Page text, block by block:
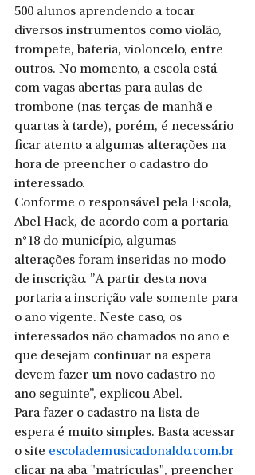
500 alunos aprendendo a tocar
diversos instrumentos como violão,
trompete, bateria, violoncelo, entre
outros. No momento, a escola está
com vagas abertas para aulas de
trombone (nas terças de manhã e
quartas à tarde), porém, é necessário
ficar atento a algumas alterações na
hora de preencher o cadastro do
interessado.
Conforme o responsável pela Escola,
Abel Hack, de acordo com a portaria
n°18 do município, algumas
alterações foram inseridas no modo
de inscrição. ”A partir desta nova
portaria a inscrição vale somente para
o ano vigente. Neste caso, os
interessados não chamados no ano e
que desejam continuar na espera
devem fazer um novo cadastro no
ano seguinte”, explicou Abel.
Para fazer o cadastro na lista de
espera é muito simples. Basta acessar
o site escolademusicadonaldo.com.br
clicar na aba "matrículas", preencher